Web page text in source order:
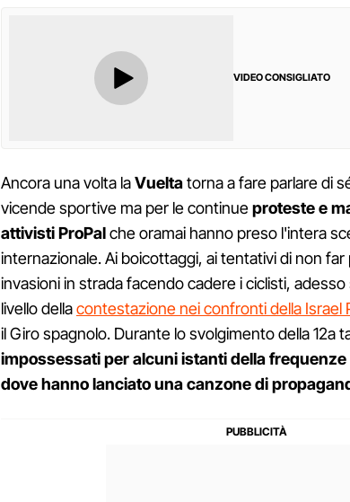
VIDEO CONSIGLIATO
Ancora una volta laVueltatorna a fare parlare di
vicende sportive ma per le continueproteste e
attivisti ProPalche oramai hanno preso l'intera
internazionale. Ai boicottaggi, ai tentativi di non
invasioni in strada facendo cadere i ciclisti,
livello dellacontestazione nei confronti della Israel
il Giro spagnolo. Durante lo svolgimento della 12a
impossessati per alcuni istanti della frequenze
dove hanno lanciato una canzone di